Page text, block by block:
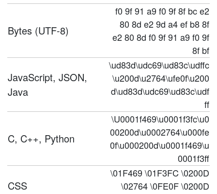
Bytes (UTF-8)
f0 9f 91 a9 f0 9f 8f bc e2
80 8d e2 9d a4 ef b8 8f
e2 80 8d f0 9f 91 a9 f0 9f
8f bf
JavaScript, JSON,
Java
\ud83d\udc69\ud83c\udffc
\u200d\u2764\ufe0f\u200
d\ud83d\udc69\ud83c\udf
ff
C, C++, Python
\U0001f469\u0001f3fc\u0
00200d\u0002764\u000fe
0f\u000200d\u0001f469\u
0001f3ff
CSS
\01F469 \01F3FC \0200D
\02764 \0FE0F \0200D